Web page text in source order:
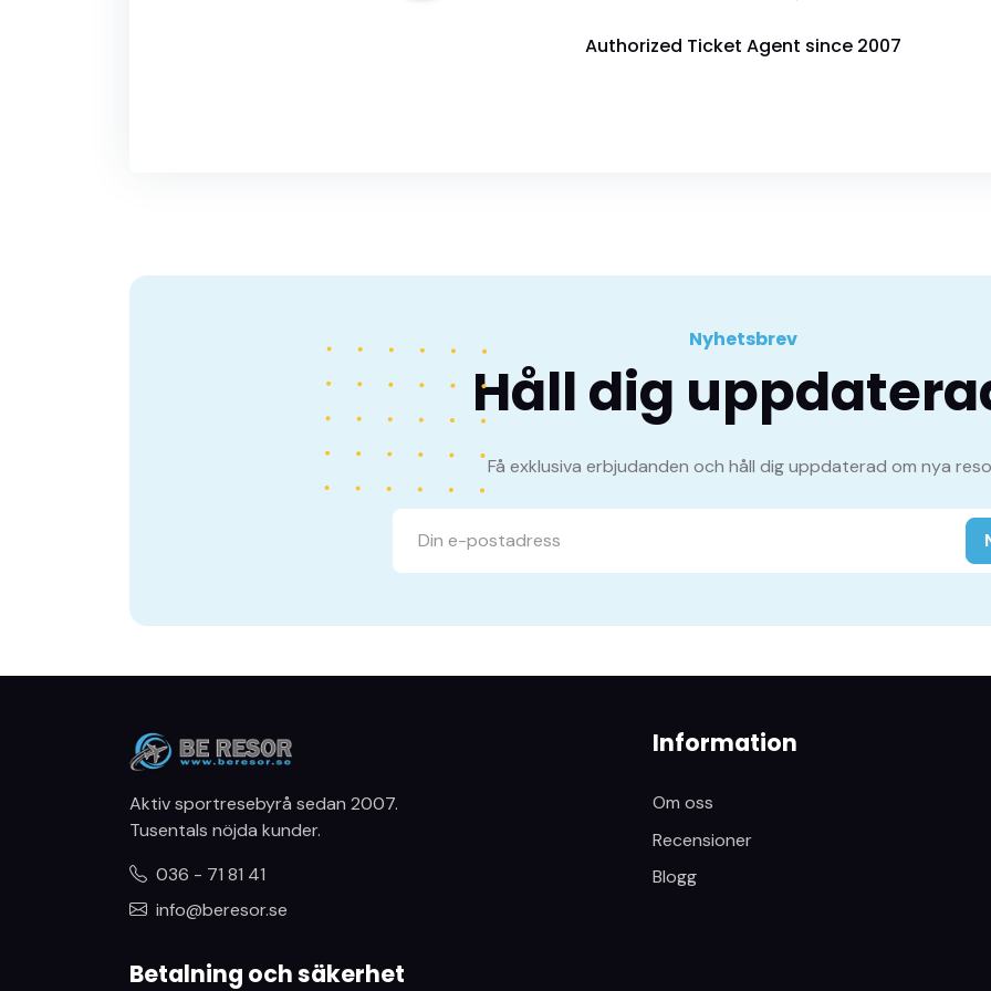
Authorized Ticket Agent since 2007
Nyhetsbrev
Håll dig
Få exklusiva erbjudanden och håll dig uppdaterad om nya
Aktiv sportresebyrå sedan 2007.
Tusentals nöjda kunder.
036 - 71 81 41
info@beresor.se
Information
Om oss
Recensioner
Blogg
Betalning och säkerhet